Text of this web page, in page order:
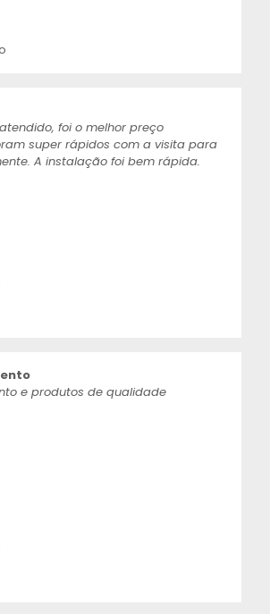
foi o melhor preço
super rápidos com a visita para
A instalação foi bem rápida.
e produtos de qualidade